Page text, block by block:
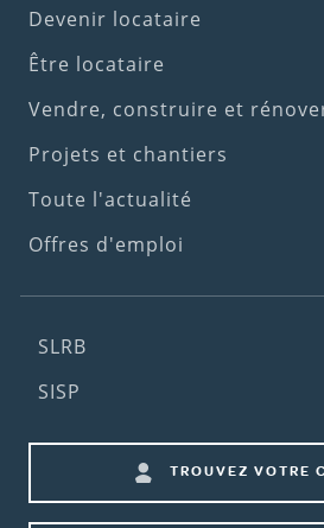
Footer
(1st
menu)
Devenir locataire
Être locataire
Vendre, construire et
Projets et chantiers
Toute l'actualité
Offres d'emploi
Footer
(2nd
SLRB
SISP
Footer
shortcuts
TROUVEZ VOTRE